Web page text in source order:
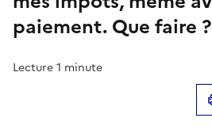
paiement. Que faire ?
Lecture 1 minute